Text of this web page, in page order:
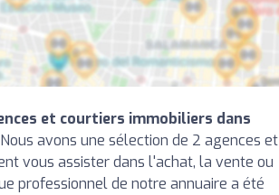
et courtiers immobiliers dans
avons une sélection de 2 agences et
vous assister dans l'achat, la vente ou
professionnel de notre annuaire a été